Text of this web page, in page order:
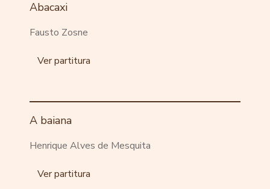
Abacaxi
Fausto Zosne
Ver partitura
A baiana
Henrique Alves de Mesquita
Ver partitura